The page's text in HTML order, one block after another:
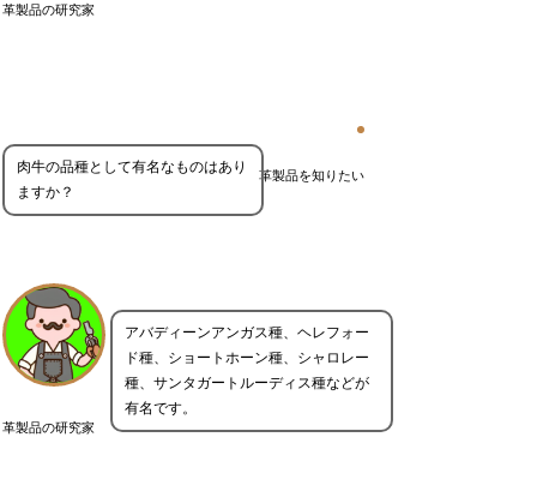
革製品の研究家
革製品を知りたい
肉牛の品種として有名なものはあり
ますか？
革製品の研究家
アバディーンアンガス種、ヘレフォー
ド種、ショートホーン種、シャロレー
種、サンタガートルーディス種などが
有名です。